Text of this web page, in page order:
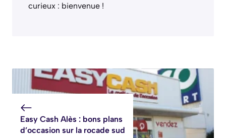
curieux : bienvenue !
Easy Cash Alès : bons plans
d’occasion sur la rocade sud